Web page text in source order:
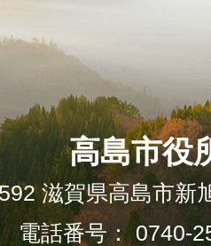
高島市役
滋賀県高島市新
電話番号： 0740-